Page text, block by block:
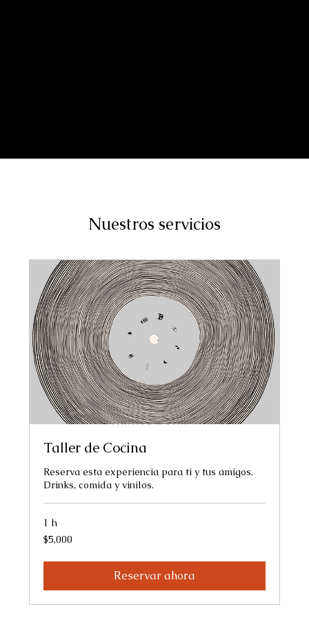
Nuestros servicios
Taller de Cocina
Reserva esta experiencia para ti y tus amigos.
Drinks, comida y vinilos.
1 h
5,000
pesos
$5,000
Reservar ahora